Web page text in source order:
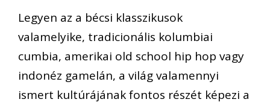
Legyen az a bécsi klasszikusok
valamelyike, tradicionális kolumbiai
cumbia, amerikai old school hip hop vagy
indonéz gamelán, a világ valamennyi
ismert kultúrájának fontos részét képezi a